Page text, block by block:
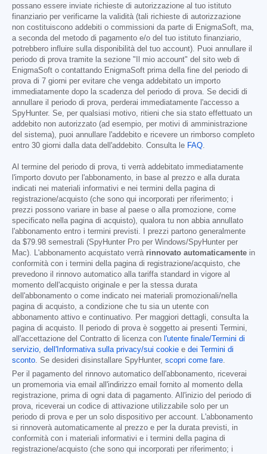
possano essere inviate richieste di autorizzazione al tuo istituto
finanziario per verificarne la validità (tali richieste di autorizzazione
non costituiscono addebiti o commissioni da parte di EnigmaSoft, ma,
a seconda del metodo di pagamento e/o del tuo istituto finanziario,
potrebbero influire sulla disponibilità del tuo account). Puoi annullare il
periodo di prova tramite la sezione "Il mio account" del sito web di
EnigmaSoft o contattando EnigmaSoft prima della fine del periodo di
prova di 7 giorni per evitare che venga addebitato un importo
immediatamente dopo la scadenza del periodo di prova. Se decidi di
annullare il periodo di prova, perderai immediatamente l'accesso a
SpyHunter. Se, per qualsiasi motivo, ritieni che sia stato effettuato un
addebito non autorizzato (ad esempio, per motivi di amministrazione
del sistema), puoi annullare l'addebito e ricevere un rimborso completo
entro 30 giorni dalla data dell'addebito. Consulta le FAQ
Al termine del periodo di prova, ti verrà addebitato immediatamente
l'importo dovuto per l'abbonamento, in base al prezzo e alla durata
indicati nei materiali informativi e nei termini della pagina di
registrazione/acquisto (che sono qui incorporati per riferimento; i
prezzi possono variare in base al paese o alla promozione, come
specificato nella pagina di acquisto), qualora tu non abbia annullato
l'abbonamento entro i termini previsti. I prezzi partono generalmente
da $79.98 semestrali (SpyHunter Pro per Windows/SpyHunter per
Mac). L'abbonamento acquistato verrà rinnovato automaticamente in
conformità con i termini della pagina di registrazione/acquisto, che
prevedono il rinnovo automatico alla tariffa standard in vigore al
momento dell'acquisto originale e per la stessa durata
dell'abbonamento o come indicato nei materiali promozionali/nella
pagina di acquisto, a condizione che tu sia un utente con
abbonamento attivo e continuativo. Per maggiori dettagli, consulta la
pagina di acquisto. Il periodo di prova è soggetto ai presenti Termini,
all'accettazione del Contratto di licenza con l'utente finale/Termini di
servizio dell'Informativa sulla privacy/sui cookie e dei Termini di
sconto . Se desideri disinstallare SpyHunter, scopri come fare
Per il pagamento del rinnovo automatico dell'abbonamento, riceverai
un promemoria via email all'indirizzo email fornito al momento della
registrazione, prima di ogni data di pagamento. All'inizio del periodo di
prova, riceverai un codice di attivazione utilizzabile solo per un
periodo di prova e per un solo dispositivo per account. L'abbonamento
si rinnoverà automaticamente al prezzo e per la durata previsti, in
conformità con i materiali informativi e i termini della pagina di
registrazione/acquisto (che sono qui incorporati per riferimento; i